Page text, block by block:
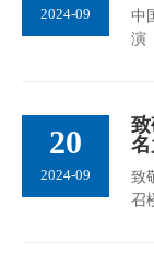
2024-09
中
演
20
2024-09
致
召